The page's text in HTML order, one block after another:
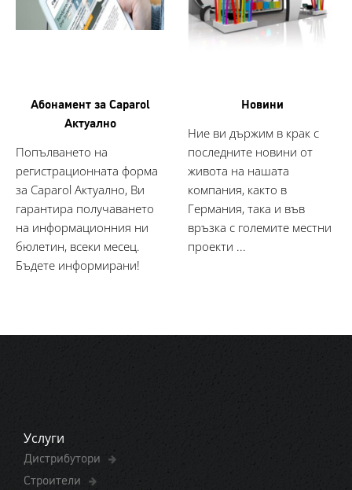
Абонамент за Caparol
Актуално
Попълването на
регистрационната форма
за Caparol Актуално, Ви
гарантира получаването
на информационния ни
бюлетин, всеки месец.
Бъдете информирани!
Новини
Ние ви държим в крак с
последните новини от
живота на нашата
компания, както в
Германия, така и във
връзка с големите местни
проекти ...
Услуги
Дистрибутори
Строители